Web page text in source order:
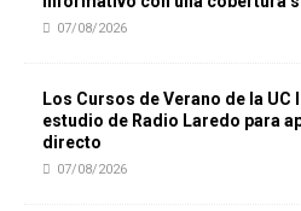
07/08/2026
Los Cursos de Verano de la UC
estudio de Radio Laredo para
directo
07/08/2026